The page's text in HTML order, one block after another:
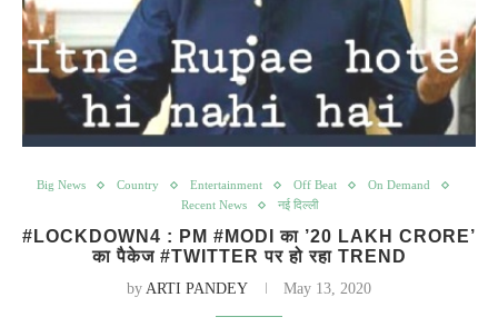
Big News Country Entertainment Off Beat
On Demand
Recent News
नई दिल्ली
#LOCKDOWN4 : PM #MODI का ’20 LAKH CRORE’
का पैकेज #TWITTER पर हो रहा TREND
by ARTI PANDEY May 13, 2020